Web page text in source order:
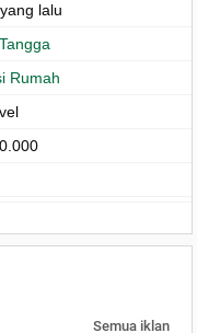
lalu
Rumah
Semua iklan